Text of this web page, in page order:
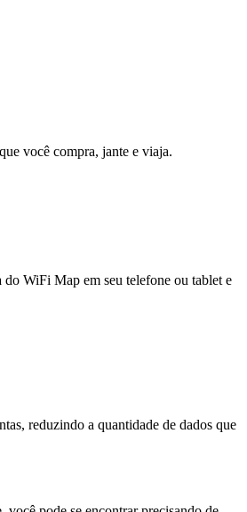
você compra, jante e viaja.
do WiFi Map em seu telefone ou tablet e
reduzindo a quantidade de dados que